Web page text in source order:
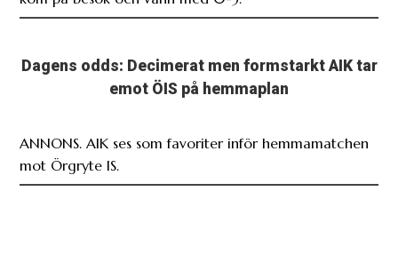
Dagens odds: Decimerat men formstarkt AIK tar
emot ÖIS på hemmaplan
ANNONS. AIK ses som favoriter inför hemmamatchen
mot Örgryte IS.